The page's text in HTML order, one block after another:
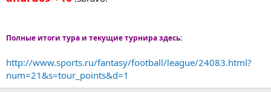
Полные итоги тура и текущие турнира здесь:
http://www.sports.ru/fantasy/football/league/24083.html?
num=21&s=tour_points&d=1